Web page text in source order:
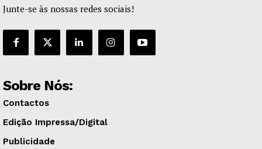
Junte-se às nossas redes sociais!
Sobre Nós:
Contactos
Edição Impressa/Digital
Publicidade